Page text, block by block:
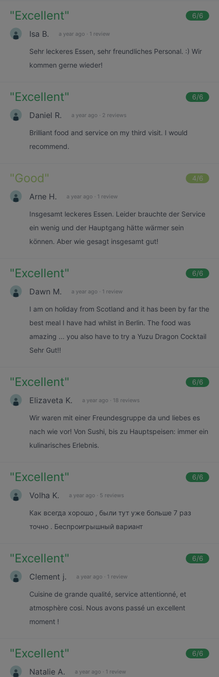
"Excellent" 6/6
Isa B. a year ago · 1 review
Sehr leckeres Essen, sehr freundliches Personal. :) Wir
kommen gerne wieder!
"Excellent" 6/6
Daniel R. a year ago · 2 reviews
Brilliant food and service on my third visit. I would
recommend.
"Good" 4/6
Arne H. a year ago · 1 review
Insgesamt leckeres Essen. Leider brauchte der Service
ein wenig und der Hauptgang hätte wärmer sein
können. Aber wie gesagt insgesamt gut!
"Excellent" 6/6
Dawn M. a year ago · 1 review
I am on holiday from Scotland and it has been by far the
best meal I have had whilst in Berlin. The food was
amazing ... you also have to try a Yuzu Dragon Cocktail
Sehr Gut!!
"Excellent" 6/6
Elizaveta K. a year ago · 18 reviews
Wir waren mit einer Freundesgruppe da und liebes es
nach wie vor! Von Sushi, bis zu Hauptspeisen: immer ein
kulinarisches Erlebnis.
"Excellent" 6/6
Volha K. a year ago · 5 reviews
Как всегда хорошо , были тут уже больше 7 раз
точно . Беспроигрышный вариант
"Excellent" 6/6
Clement j. a year ago · 1 review
Cuisine de grande qualité, service attentionné, et
atmosphère cosi. Nous avons passé un excellent
moment !
"Excellent" 6/6
Natalie A. a year ago · 1 review